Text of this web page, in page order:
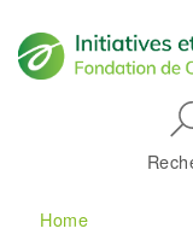
Main
Home